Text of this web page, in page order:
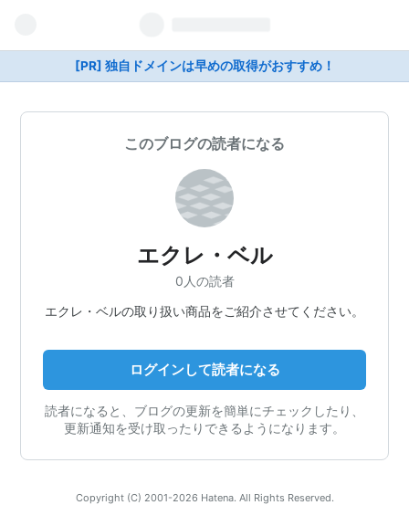
[PR] 独自ドメインは早めの取得がおすすめ！
このブログの読者になる
エクレ・ベル
0人の読者
エクレ・ベルの取り扱い商品をご紹介させてください。
ログインして読者になる
読者になると、ブログの更新を簡単にチェックしたり、
更新通知を受け取ったりできるようになります。
Copyright (C) 2001-2026 Hatena. All Rights Reserved.